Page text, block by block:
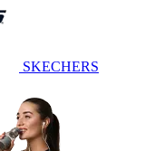
SKECHERS